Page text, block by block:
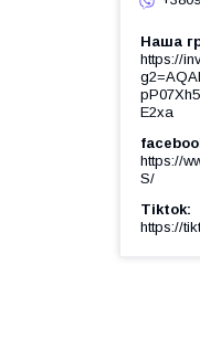
Наша
https://
E2xa
https://
S/
Tiktok
https://